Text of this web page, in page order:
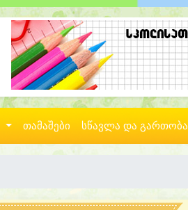
თამაშები სწავლა და გართობა